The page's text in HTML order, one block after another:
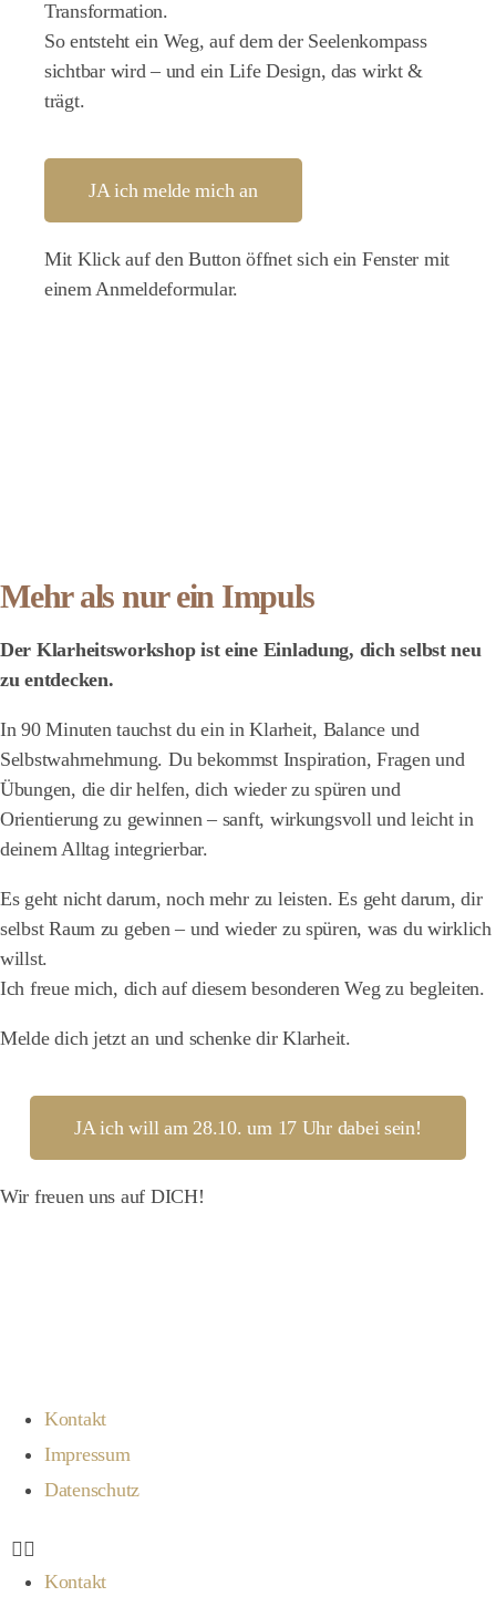
Transformation.
So entsteht ein Weg, auf dem der Seelenkompass
sichtbar wird – und ein Life Design, das wirkt &
trägt.
JA ich melde mich an
Mit Klick auf den Button öffnet sich ein Fenster mit
einem Anmeldeformular.
Mehr als nur ein Impuls
Der Klarheitsworkshop ist eine Einladung, dich selbst neu
zu entdecken.
In 90 Minuten tauchst du ein in Klarheit, Balance und
Selbstwahrnehmung. Du bekommst Inspiration, Fragen und
Übungen, die dir helfen, dich wieder zu spüren und
Orientierung zu gewinnen – sanft, wirkungsvoll und leicht in
deinem Alltag integrierbar.
Es geht nicht darum, noch mehr zu leisten. Es geht darum, dir
selbst Raum zu geben – und wieder zu spüren, was du wirklich
willst.
Ich freue mich, dich auf diesem besonderen Weg zu begleiten.
Melde dich jetzt an und schenke dir Klarheit.
JA ich will am 28.10. um 17 Uhr dabei sein!
Wir freuen uns auf DICH!
Kontakt
Impressum
Datenschutz
Kontakt